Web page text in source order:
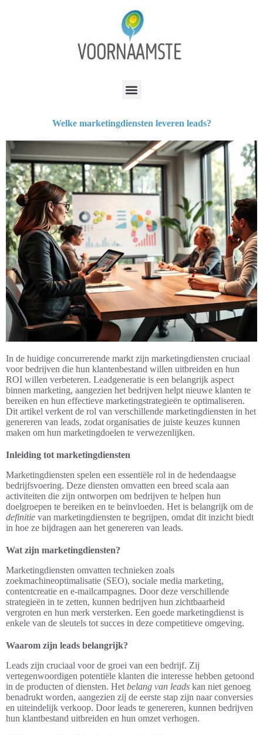
Welke marketingdiensten leveren leads?
In de huidige concurrerende markt zijn marketingdiensten cruciaal
voor bedrijven die hun klantenbestand willen uitbreiden en hun
ROI willen verbeteren. Leadgeneratie is een belangrijk aspect
binnen marketing, aangezien het bedrijven helpt nieuwe klanten te
bereiken en hun effectieve marketingstrategieën te optimaliseren.
Dit artikel verkent de rol van verschillende marketingdiensten in het
genereren van leads, zodat organisaties de juiste keuzes kunnen
maken om hun marketingdoelen te verwezenlijken.
Inleiding tot marketingdiensten
Marketingdiensten spelen een essentiële rol in de hedendaagse
bedrijfsvoering. Deze diensten omvatten een breed scala aan
activiteiten die zijn ontworpen om bedrijven te helpen hun
doelgroepen te bereiken en te beïnvloeden. Het is belangrijk om de
definitie van marketingdiensten te begrijpen, omdat dit inzicht biedt
in hoe ze bijdragen aan het genereren van leads.
Wat zijn marketingdiensten?
Marketingdiensten omvatten technieken zoals
zoekmachineoptimalisatie (SEO), sociale media marketing,
contentcreatie en e-mailcampagnes. Door deze verschillende
strategieën in te zetten, kunnen bedrijven hun zichtbaarheid
vergroten en hun merk versterken. Een goede marketingdienst is
enkele van de sleutels tot succes in deze competitieve omgeving.
Waarom zijn leads belangrijk?
Leads zijn cruciaal voor de groei van een bedrijf. Zij
vertegenwoordigen potentiële klanten die interesse hebben getoond
in de producten of diensten. Het belang van leads kan niet genoeg
benadrukt worden, aangezien zij de eerste stap zijn naar conversies
en uiteindelijk verkoop. Door leads te genereren, kunnen bedrijven
hun klantbestand uitbreiden en hun omzet verhogen.